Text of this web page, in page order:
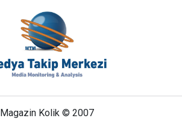
Magazin Kolik © 2007